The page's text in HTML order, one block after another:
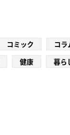
コミック コラ
健康 暮ら